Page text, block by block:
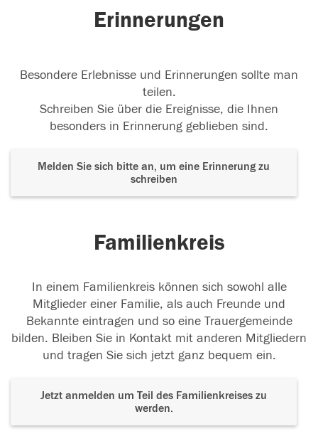
Erinnerungen
Besondere Erlebnisse und Erinnerungen sollte man
teilen.
Schreiben Sie über die Ereignisse, die Ihnen
besonders in Erinnerung geblieben sind.
Melden Sie sich bitte an, um eine Erinnerung zu
schreiben
Familienkreis
In einem Familienkreis können sich sowohl alle
Mitglieder einer Familie, als auch Freunde und
Bekannte eintragen und so eine Trauergemeinde
bilden. Bleiben Sie in Kontakt mit anderen Mitgliedern
und tragen Sie sich jetzt ganz bequem ein.
Jetzt anmelden um Teil des Familienkreises zu
werden.